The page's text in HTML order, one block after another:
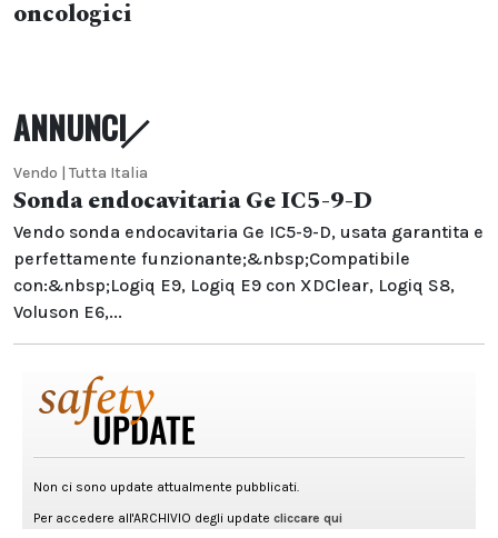
oncologici
ANNUNCI
Vendo | Tutta Italia
Sonda endocavitaria Ge IC5-9-D
Vendo sonda endocavitaria Ge IC5-9-D, usata garantita e
perfettamente funzionante;&nbsp;Compatibile
con:&nbsp;Logiq E9, Logiq E9 con XDClear, Logiq S8,
Voluson E6,...